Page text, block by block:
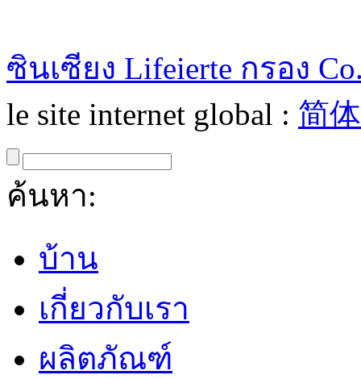
ซินเซียง Lifeierte กรอง
le site internet global : 简
ค้นหา:
บ้าน
เกี่ยวกับเรา
ผลิตภัณฑ์